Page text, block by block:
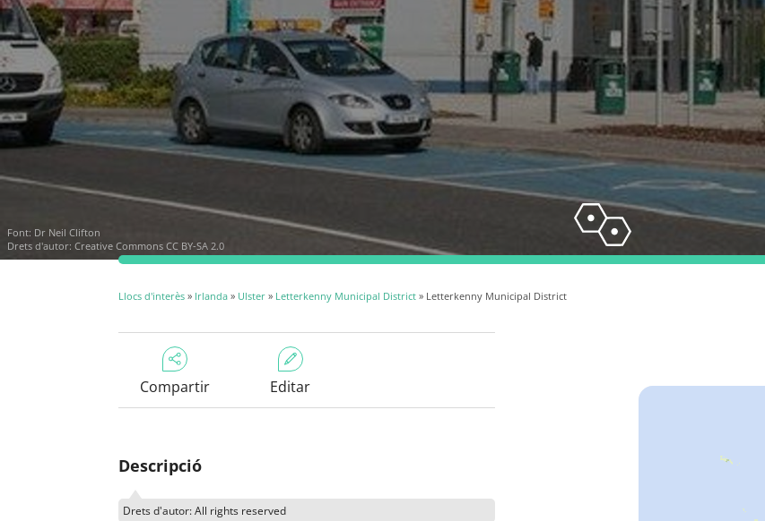
Font: Dr Neil Clifton
Drets d'autor: Creative Commons CC BY-SA 2.0
Llocs d'interès » Irlanda » Ulster » Letterkenny Municipal District » Letterkenny Municipal District
Compartir Editar
Descripció
Drets d'autor: All rights reserved